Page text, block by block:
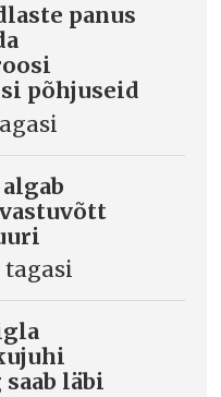
panus
põhjuseid
tagasi
läbi